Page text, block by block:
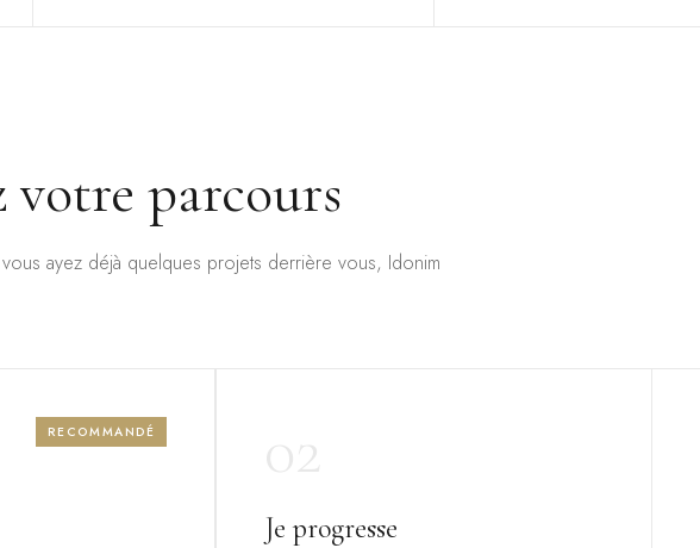
votre parcours
ayez déjà quelques projets derrière vous, Idonim
RECOMMANDÉ
Je progresse